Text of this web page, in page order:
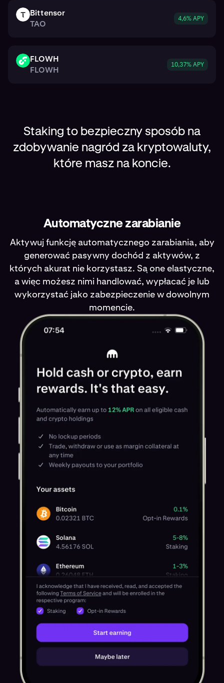
TAO
Bittensor
TAO
4,6% APY
FLOWH
FLOWH
FLOWH
10,37% APY
Staking to bezpieczny sposób na
zdobywanie nagród za kryptowaluty,
które masz na koncie.
Automatyczne zarabianie
Aktywuj funkcję automatycznego zarabiania, aby
generować pasywny dochód z aktywów, z
których akurat nie korzystasz. Są one elastyczne,
a więc możesz nimi handlować, wypłacać je lub
wykorzystać jako zabezpieczenie w dowolnym
momencie.